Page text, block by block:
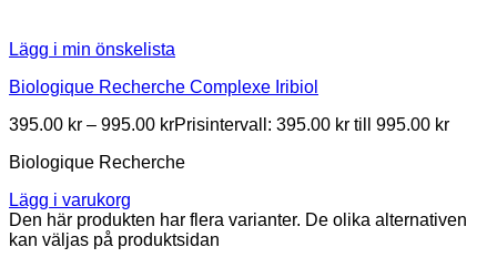
Lägg i min önskelista
Biologique Recherche Complexe Iribiol
395.00 kr – 995.00 krPrisintervall: 395.00 kr till 995.00 kr
Biologique Recherche
Lägg i varukorg
Den här produkten har flera varianter. De olika alternativen
kan väljas på produktsidan